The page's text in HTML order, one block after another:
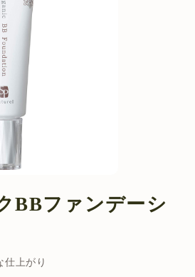
お問い合わせ
BBファンデーシ
仕上がり